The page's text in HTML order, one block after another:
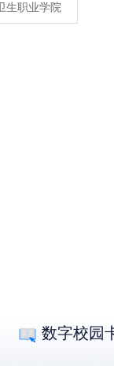
卫生职业学院
数字校园